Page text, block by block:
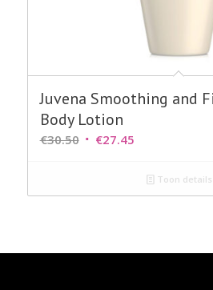
Juvena Smoothing and
Body Lotion
€30.50 Oorspronkelijke
€30.50.
€27.45Huidige
€27.45.
Toon details